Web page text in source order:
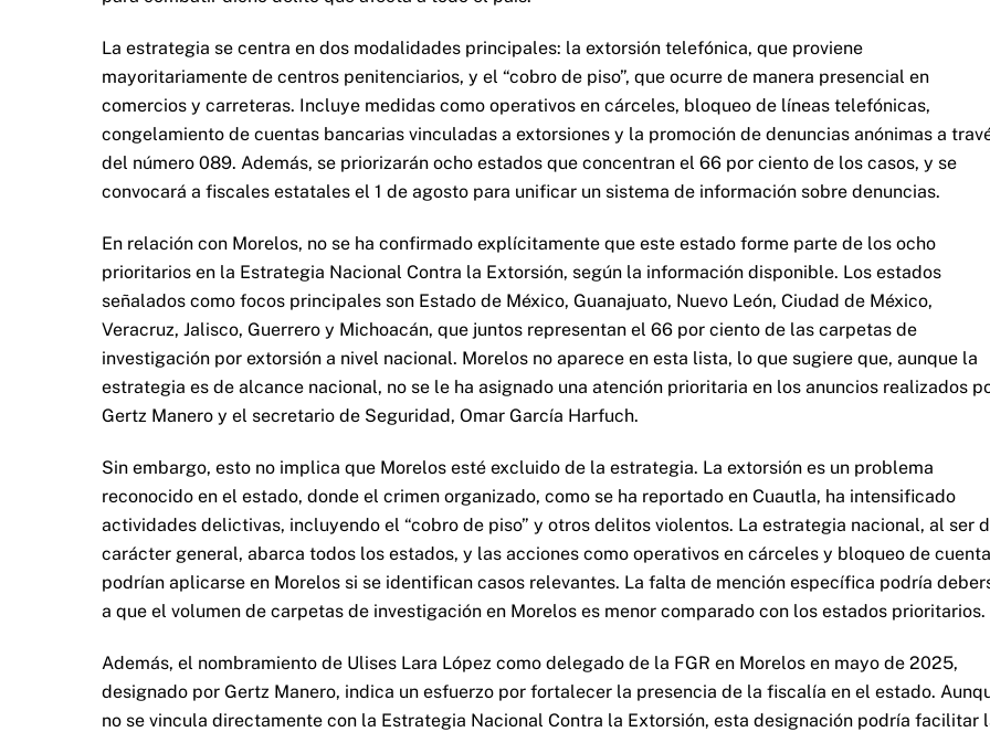
La estrategia se centra en dos modalidades principales: la extorsión telefónica, que proviene
mayoritariamente de centros penitenciarios, y el “cobro de piso”, que ocurre de manera presencial en
comercios y carreteras. Incluye medidas como operativos en cárceles, bloqueo de líneas telefónicas,
congelamiento de cuentas bancarias vinculadas a extorsiones y la promoción de denuncias anónimas a
del número 089. Además, se priorizarán ocho estados que concentran el 66 por ciento de los casos, y se
convocará a fiscales estatales el 1 de agosto para unificar un sistema de información sobre denuncias.
En relación con Morelos, no se ha confirmado explícitamente que este estado forme parte de los ocho
prioritarios en la Estrategia Nacional Contra la Extorsión, según la información disponible. Los estados
señalados como focos principales son Estado de México, Guanajuato, Nuevo León, Ciudad de México,
Veracruz, Jalisco, Guerrero y Michoacán, que juntos representan el 66 por ciento de las carpetas de
investigación por extorsión a nivel nacional. Morelos no aparece en esta lista, lo que sugiere que, aunque la
estrategia es de alcance nacional, no se le ha asignado una atención prioritaria en los anuncios realizados
Gertz Manero y el secretario de Seguridad, Omar García Harfuch.
Sin embargo, esto no implica que Morelos esté excluido de la estrategia. La extorsión es un problema
reconocido en el estado, donde el crimen organizado, como se ha reportado en Cuautla, ha intensificado
actividades delictivas, incluyendo el “cobro de piso” y otros delitos violentos. La estrategia nacional, al ser
carácter general, abarca todos los estados, y las acciones como operativos en cárceles y bloqueo de
podrían aplicarse en Morelos si se identifican casos relevantes. La falta de mención específica podría
a que el volumen de carpetas de investigación en Morelos es menor comparado con los estados prioritarios.
Además, el nombramiento de Ulises Lara López como delegado de la FGR en Morelos en mayo de 2025,
designado por Gertz Manero, indica un esfuerzo por fortalecer la presencia de la fiscalía en el estado.
no se vincula directamente con la Estrategia Nacional Contra la Extorsión, esta designación podría facilitar